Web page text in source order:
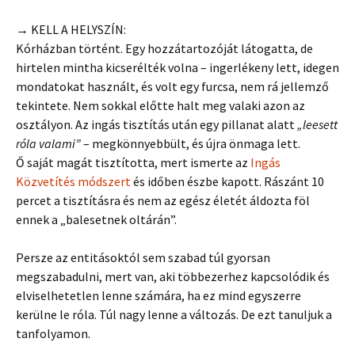
→ KELL A HELYSZÍN:
Kórházban történt. Egy hozzátartozóját látogatta, de
hirtelen mintha kicserélték volna – ingerlékeny lett, idegen
mondatokat használt, és volt egy furcsa, nem rá jellemző
tekintete. Nem sokkal előtte halt meg valaki azon az
osztályon. Az ingás tisztítás után egy pillanat alatt „leesett
róla valami”– megkönnyebbült, és újra önmaga lett.
Ő saját magát tisztította, mert ismerte az Ingás
Közvetítés módszert és időben észbe kapott. Rászánt 10
percet a tisztításra és nem az egész életét áldozta föl
ennek a „balesetnek oltárán”.
Persze az entitásoktól sem szabad túl gyorsan
megszabadulni, mert van, aki többezerhez kapcsolódik és
elviselhetetlen lenne számára, ha ez mind egyszerre
kerülne le róla. Túl nagy lenne a változás. De ezt tanuljuk a
tanfolyamon.